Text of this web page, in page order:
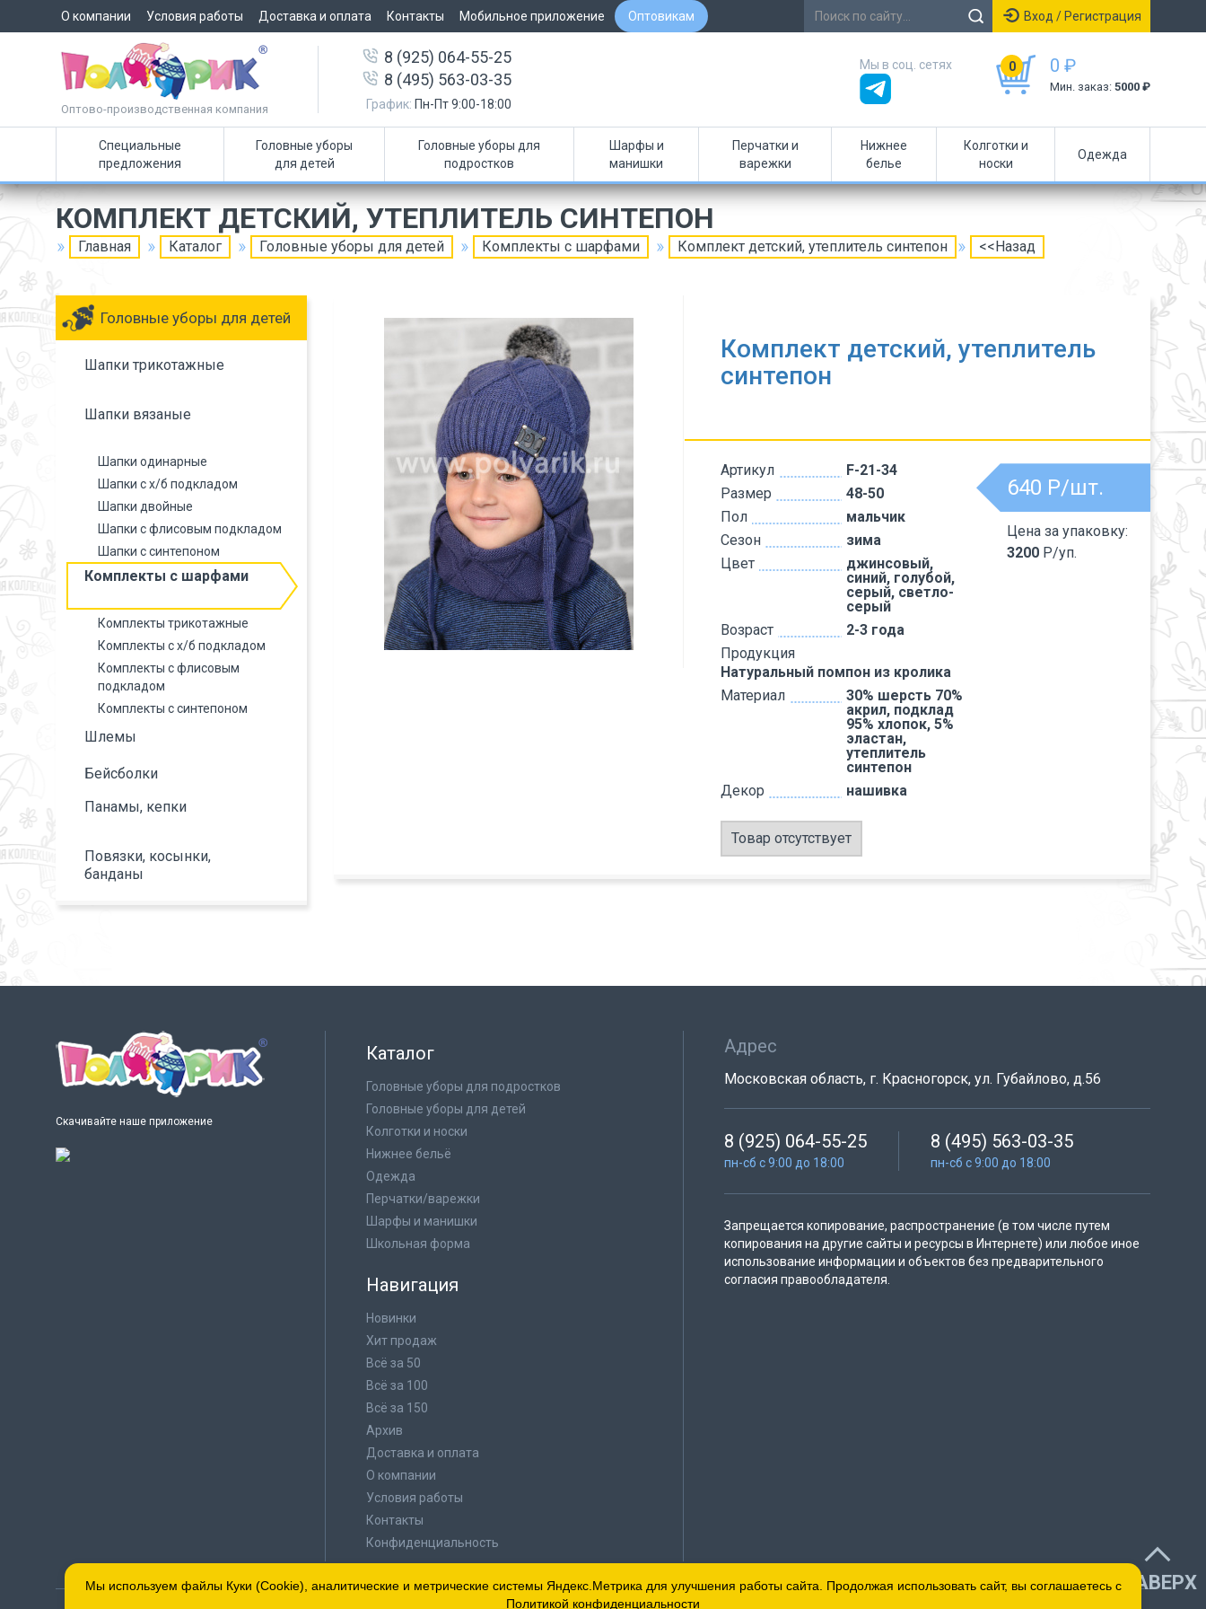
О компании Условия работы Доставка и оплата Контакты Мобильное приложение Оптовикам Вход / Регистрация
Оптово-производственная компания
8 (925) 064-55-25
8 (495) 563-03-35
График: Пн-Пт 9:00-18:00
0 0 ₽
Мин. заказ: 5000 ₽
Мы в соц. сетях
Специальные
предложения
Головные уборы
для детей
Головные уборы для
подростков
Шарфы и
манишки
Перчатки и
варежки
Нижнее
белье
Колготки и
носки
Одежда
КОМПЛЕКТ ДЕТСКИЙ, УТЕПЛИТЕЛЬ СИНТЕПОН
Главная Каталог Головные уборы для детей Комплекты с шарфами Комплект детский, утеплитель синтепон <<Назад
Головные уборы для детей
Шапки трикотажные
Шапки вязаные
Шапки одинарные
Шапки с х/б подкладом
Шапки двойные
Шапки с флисовым подкладом
Шапки с синтепоном
Комплекты с шарфами
Комплекты трикотажные
Комплекты с х/б подкладом
Комплекты с флисовым
подкладом
Комплекты с синтепоном
Шлемы
Бейсболки
Панамы, кепки
Повязки, косынки,
банданы
Комплект детский, утеплитель
синтепон
Артикул
F-21-34
Размер
48-50
Пол
мальчик
Сезон
зима
Цвет
джинсовый,
синий, голубой,
серый, светло-
серый
Возраст
2-3 года
Продукция
Натуральный помпон из кролика
Материал
30% шерсть 70%
акрил, подклад
95% хлопок, 5%
эластан,
утеплитель
синтепон
Декор
нашивка
640 Р/шт.
Цена за упаковку:
3200 Р/уп.
Товар отсутствует
Скачивайте наше приложение
Каталог
Головные уборы для подростков
Головные уборы для детей
Колготки и носки
Нижнее бельё
Одежда
Перчатки/варежки
Шарфы и манишки
Школьная форма
Навигация
Новинки
Хит продаж
Всё за 50
Всё за 100
Всё за 150
Архив
Доставка и оплата
О компании
Условия работы
Контакты
Конфиденциальность
Адрес
Московская область, г. Красногорск, ул. Губайлово, д.56
8 (925) 064-55-25
пн-сб с 9:00 до 18:00
8 (495) 563-03-35
пн-сб с 9:00 до 18:00
Запрещается копирование, распространение (в том числе путем
копирования на другие сайты и ресурсы в Интернете) или любое иное
использование информации и объектов без предварительного
согласия правообладателя.
НАВЕРХ
Мы используем файлы Куки (Cookie), аналитические и метрические системы Яндекс.Метрика для улучшения работы сайта. Продолжая использовать сайт, вы соглашаетесь с
Политикой конфиденциальности